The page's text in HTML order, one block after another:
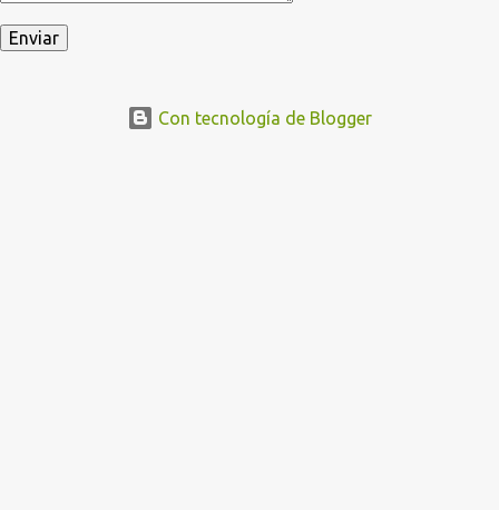
Con tecnología de Blogger